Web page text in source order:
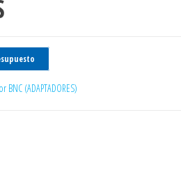
BNC (ADAPTADORES)